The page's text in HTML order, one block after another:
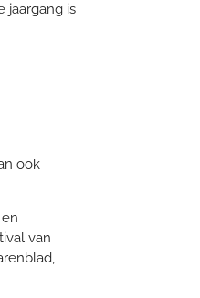
jaargang is
ook
van